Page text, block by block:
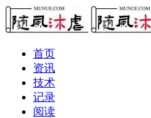
首页
资讯
技术
记录
阅读